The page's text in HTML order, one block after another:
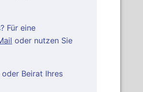
Für eine
oder nutzen Sie
Beirat Ihres